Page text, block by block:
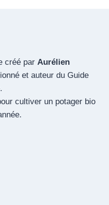
créé par Aurélien
et auteur du Guide
cultiver un potager bio